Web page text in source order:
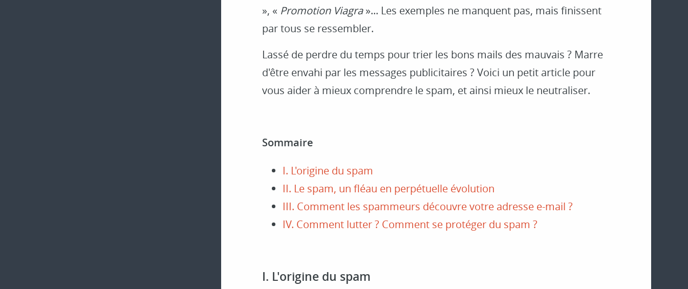
», « Promotion Viagra»... Les exemples ne manquent pas, mais finissent
par tous se ressembler.
Lassé de perdre du temps pour trier les bons mails des mauvais ? Marre
d'être envahi par les messages publicitaires ? Voici un petit article pour
vous aider à mieux comprendre le spam, et ainsi mieux le neutraliser.
Sommaire
I. L'origine du spam
II. Le spam, un fléau en perpétuelle évolution
III. Comment les spammeurs découvre votre adresse e-mail ?
IV. Comment lutter ? Comment se protéger du spam ?
I. L'origine du spam